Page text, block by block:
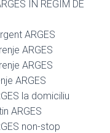
IN REGIM DE
ARGES
ARGES
ARGES
ARGES
la domiciliu
ARGES
non-stop